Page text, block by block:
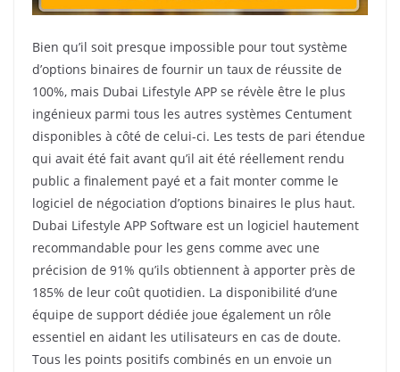
Bien qu’il soit presque impossible pour tout système
d’options binaires de fournir un taux de réussite de
100%, mais Dubai Lifestyle APP se révèle être le plus
ingénieux parmi tous les autres systèmes Centument
disponibles à côté de celui-ci. Les tests de pari étendue
qui avait été fait avant qu’il ait été réellement rendu
public a finalement payé et a fait monter comme le
logiciel de négociation d’options binaires le plus haut.
Dubai Lifestyle APP Software est un logiciel hautement
recommandable pour les gens comme avec une
précision de 91% qu’ils obtiennent à apporter près de
185% de leur coût quotidien. La disponibilité d’une
équipe de support dédiée joue également un rôle
essentiel en aidant les utilisateurs en cas de doute.
Tous les points positifs combinés en un envoie un